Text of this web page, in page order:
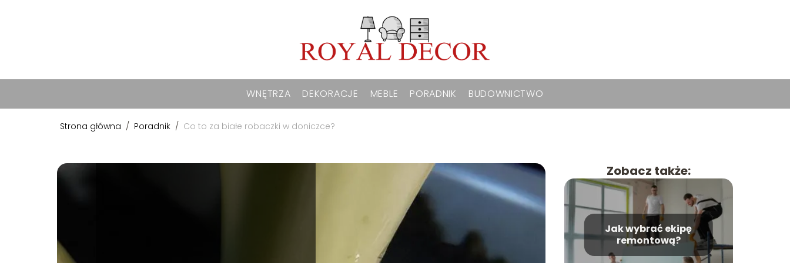
WNĘTRZA DEKORACJE MEBLE PORADNIK BUDOWNICTWO
Strona główna / Poradnik / Co to za białe robaczki w doniczce?
Zobacz także:
Jak wybrać ekipę
remontową?